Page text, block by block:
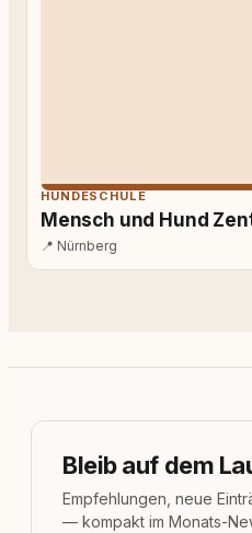
HUNDESCHULE
Mensch und Hund
📍 Nürnberg
Bleib auf dem
Empfehlungen, neue
— kompakt im Monats-